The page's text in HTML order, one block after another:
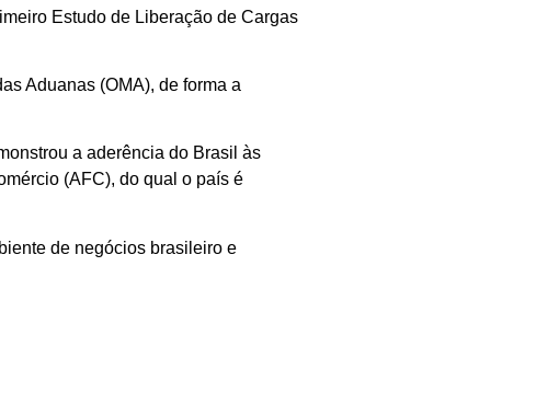
Estudo de Liberação de Cargas
Aduanas (OMA), de forma a
a aderência do Brasil às
(AFC), do qual o país é
de negócios brasileiro e